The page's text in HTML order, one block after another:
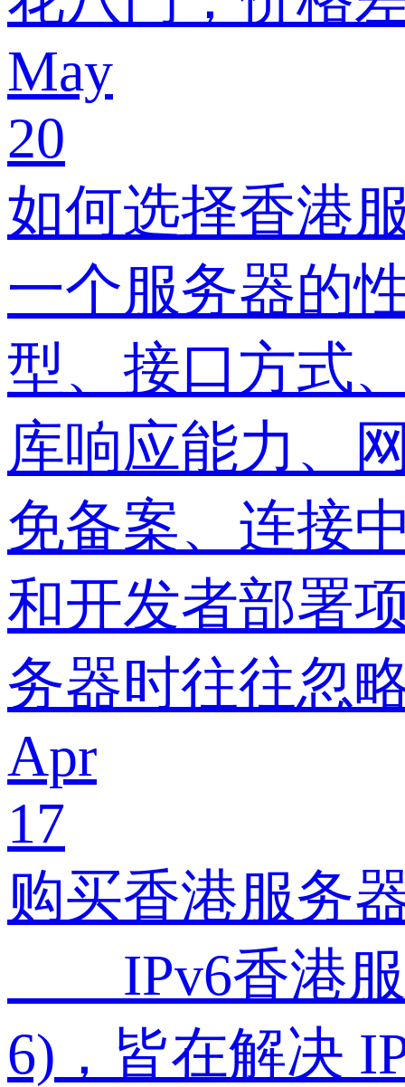
May
20
如何选择香港
一个服务器的
型、接口方式
库响应能力、
免备案、连接
和开发者部署
务器时往往忽
Apr
17
购买香港服务
IPv6香港服
6)，皆在解决